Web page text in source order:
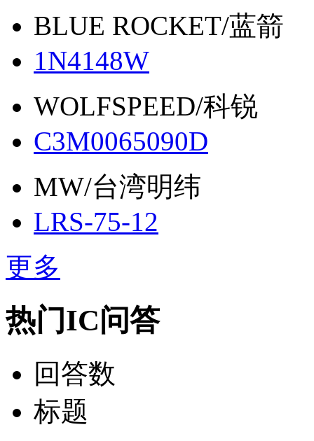
BLUE ROCKET/蓝箭
1N4148W
WOLFSPEED/科锐
C3M0065090D
MW/台湾明纬
LRS-75-12
更多
热门IC问答
回答数
标题